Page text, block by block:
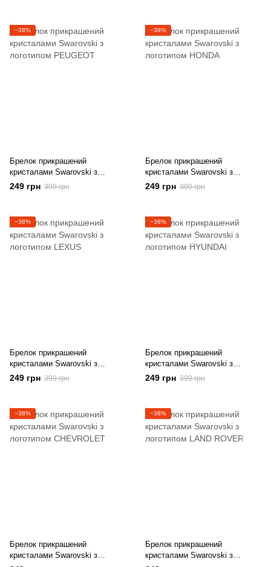
−38%
Брелок прикрашений
кристалами Swarovski з
логотипом PEUGEOT
249 грн 399 грн
−38%
Брелок прикрашений
кристалами Swarovski з
логотипом HONDA
249 грн 399 грн
−38%
Брелок прикрашений
кристалами Swarovski з
логотипом LEXUS
249 грн 399 грн
−38%
Брелок прикрашений
кристалами Swarovski з
логотипом HYUNDAI
249 грн 399 грн
−38%
Брелок прикрашений
кристалами Swarovski з
−38%
Брелок прикрашений
кристалами Swarovski з